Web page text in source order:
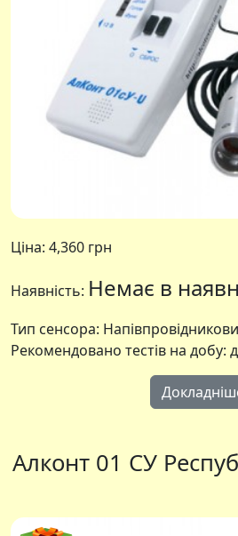
Ціна: 4,360 грн
Наявність: Немає в
Тип сенсора:
Рекомендовано тестів на добу:
Алконт 01 СУ